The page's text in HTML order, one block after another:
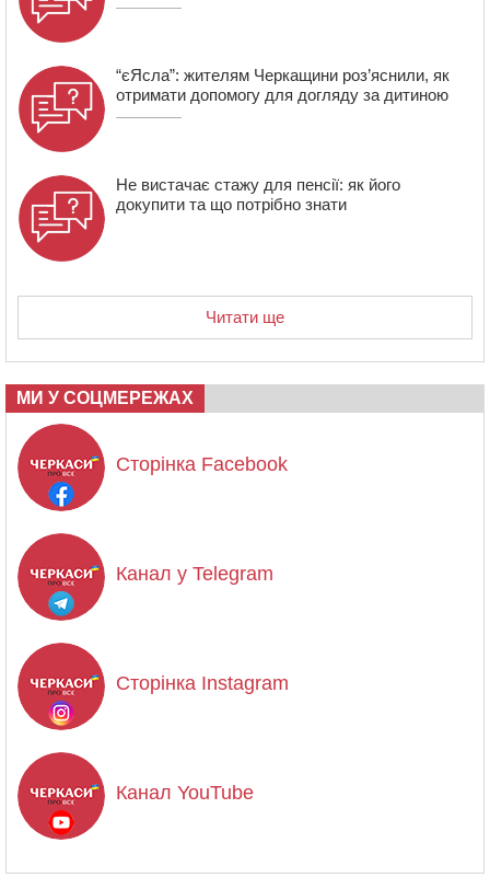
“єЯсла”: жителям Черкащини роз’яснили, як
отримати допомогу для догляду за дитиною
Не вистачає стажу для пенсії: як його
докупити та що потрібно знати
Читати ще
МИ У СОЦМЕРЕЖАХ
Сторінка Facebook
Канал у Telegram
Сторінка Instagram
Канал YouTube